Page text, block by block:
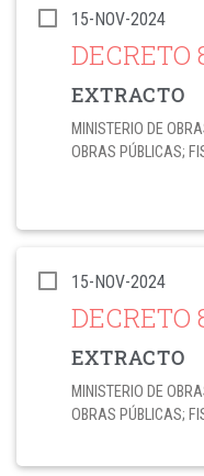
15-NOV-2024
DECRETO
EXTRACTO
MINISTERIO DE
OBRAS PÚBLICAS;
15-NOV-2024
DECRETO
EXTRACTO
MINISTERIO DE
OBRAS PÚBLICAS;